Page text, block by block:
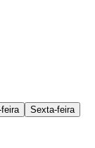
Sexta-feira